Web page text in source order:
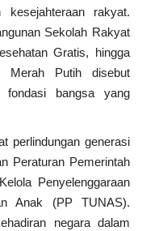
rakyat.
Sekolah Rakyat
Gratis, hingga
Merah Putih disebut
fondasi bangsa yang
perlindungan generasi
Peraturan Pemerintah
Penyelenggaraan
Anak (PP TUNAS).
negara dalam